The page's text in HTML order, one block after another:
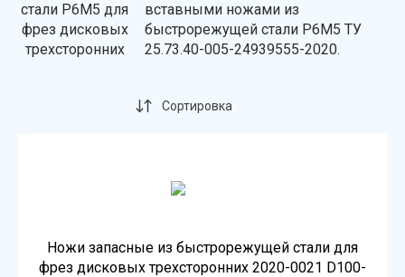
вставными ножами из
быстрорежущей стали Р6М5 ТУ
25.73.40-005-24939555-2020.
Сортировка
Ножи запасные из быстрорежущей стали для
фрез дисковых трехсторонних 2020-0021 D100-